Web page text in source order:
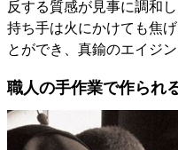
反する質感が見事に調和
持ち手は火にかけても焦
とができ、真鍮のエイジ
職人の手作業で作られ